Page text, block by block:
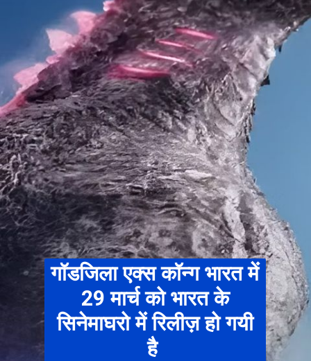
गॉडजिला एक्स कॉन्ग भारत में
29 मार्च को भारत के
सिनेमाघरो में रिलीज़ हो गयी
है